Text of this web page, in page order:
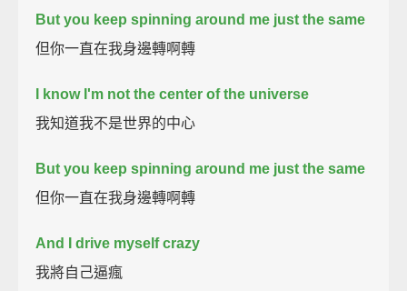
But you keep spinning around me just the same
但你一直在我身邊轉啊轉
I know I'm not the center of the universe
我知道我不是世界的中心
But you keep spinning around me just the same
但你一直在我身邊轉啊轉
And I drive myself crazy
我將自己逼瘋